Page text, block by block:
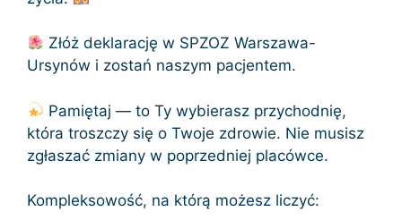
Złóż deklarację w SPZOZ Warszawa-
Ursynów i zostań naszym pacjentem.
Pamiętaj — to Ty wybierasz przychodnię,
która troszczy się o Twoje zdrowie. Nie musisz
zgłaszać zmiany w poprzedniej placówce.
Kompleksowość, na którą możesz liczyć: